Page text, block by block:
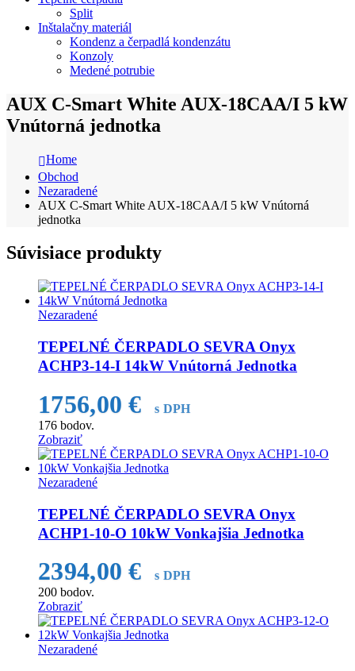
Split
Inštalačny materiál
Kondenz a čerpadlá kondenzátu
Konzoly
Medené potrubie
AUX C-Smart White AUX-18CAA/I 5 kW
Vnútorná jednotka
Home
Obchod
Nezaradené
AUX C-Smart White AUX-18CAA/I 5 kW Vnútorná
jednotka
Súvisiace produkty
Nezaradené
TEPELNÉ ČERPADLO SEVRA Onyx
ACHP3-14-I 14kW Vnútorná Jednotka
1756,00€
s DPH
176 bodov.
Zobraziť
Nezaradené
TEPELNÉ ČERPADLO SEVRA Onyx
ACHP1-10-O 10kW Vonkajšia Jednotka
2394,00€
s DPH
200 bodov.
Zobraziť
Nezaradené